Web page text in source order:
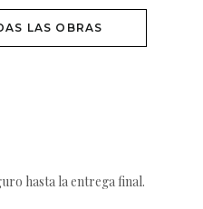
LAS OBRAS
hasta la entrega final.